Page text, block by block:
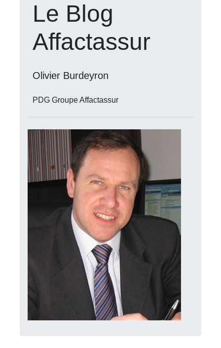
Le Blog
Affactassur
Olivier Burdeyron
PDG Groupe Affactassur